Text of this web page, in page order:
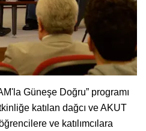
Güneşe Doğru” programı
katılan dağcı ve AKUT
ve katılımcılara